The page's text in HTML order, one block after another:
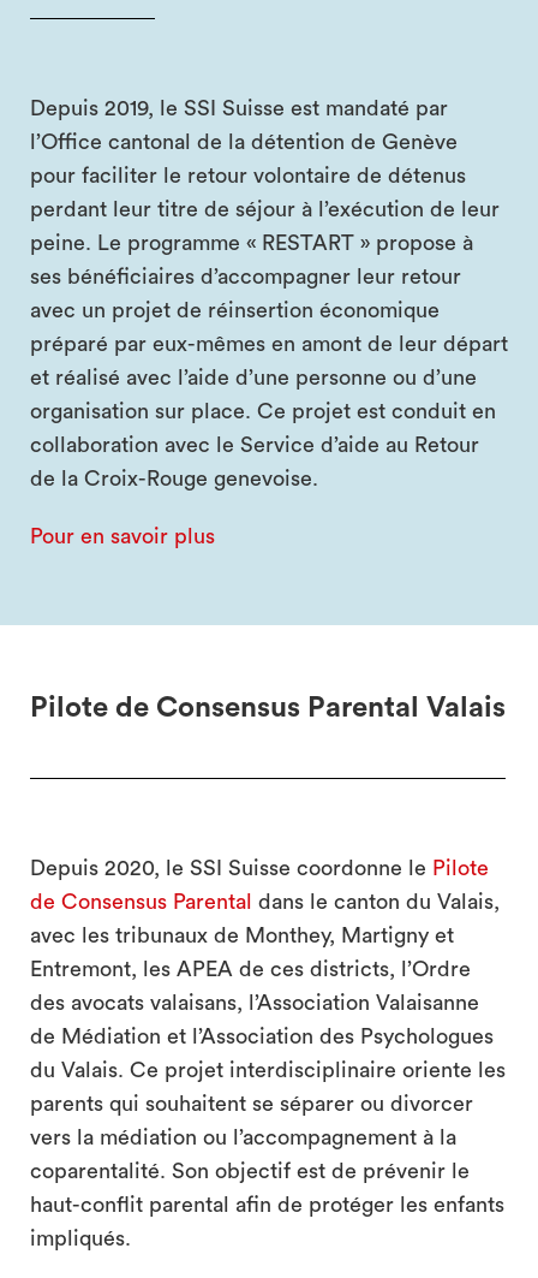
Depuis 2019, le SSI Suisse est mandaté par
l’Office cantonal de la détention de Genève
pour faciliter le retour volontaire de détenus
perdant leur titre de séjour à l’exécution de leur
peine. Le programme « RESTART » propose à
ses bénéficiaires d’accompagner leur retour
avec un projet de réinsertion économique
préparé par eux-mêmes en amont de leur départ
et réalisé avec l’aide d’une personne ou d’une
organisation sur place. Ce projet est conduit en
collaboration avec le Service d’aide au Retour
de la Croix-Rouge genevoise.
Pour en savoir plus
Pilote de Consensus Parental Valais
Depuis 2020, le SSI Suisse coordonne le Pilote
de Consensus Parental dans le canton du Valais,
avec les tribunaux de Monthey, Martigny et
Entremont, les APEA de ces districts, l’Ordre
des avocats valaisans, l’Association Valaisanne
de Médiation et l’Association des Psychologues
du Valais. Ce projet interdisciplinaire oriente les
parents qui souhaitent se séparer ou divorcer
vers la médiation ou l’accompagnement à la
coparentalité. Son objectif est de prévenir le
haut-conflit parental afin de protéger les enfants
impliqués.